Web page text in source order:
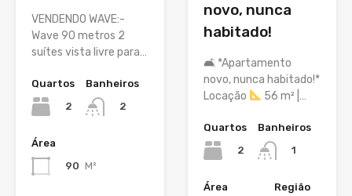
VENDENDO WAVE:-
Wave 90 metros 2
suítes vista livre para…
Quartos
2
Banheiros
2
Área
90 M²
novo, nunca
habitado!
🛋 *Apartamento
novo, nunca habitado!*
Locação
56 m² |…
Quartos
2
Banheiros
1
Área
Região